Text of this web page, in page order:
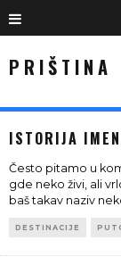
PRIŠTINA
ISTORIJA
Često pitamo u
gde neko živi, ali
baš takav naziv
DESTINACIJE